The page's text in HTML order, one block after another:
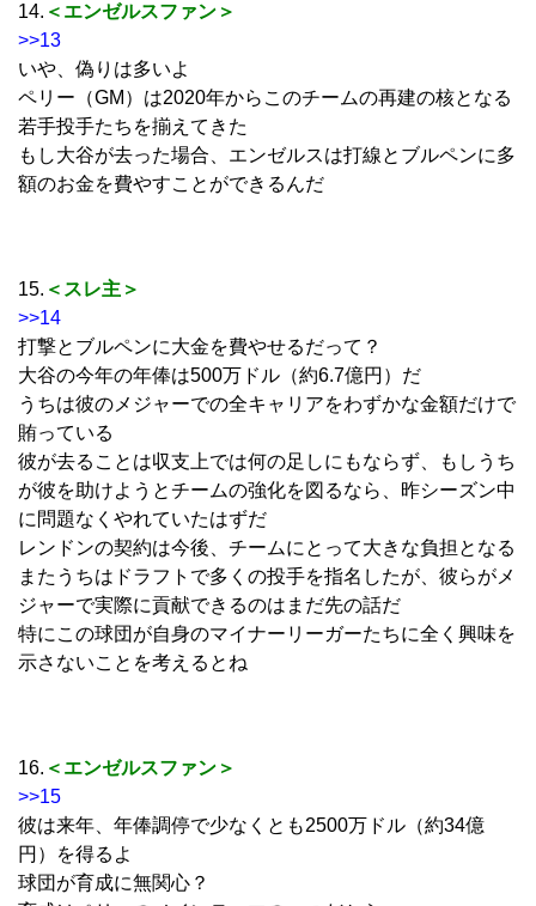
14. ＜エンゼルスファン＞
>>13
いや、偽りは多いよ
ペリー（GM）は2020年からこのチームの再建の核となる
若手投手たちを揃えてきた
もし大谷が去った場合、エンゼルスは打線とブルペンに多
額のお金を費やすことができるんだ
15. ＜スレ主＞
>>14
打撃とブルペンに大金を費やせるだって？
大谷の今年の年俸は500万ドル（約6.7億円）だ
うちは彼のメジャーでの全キャリアをわずかな金額だけで
賄っている
彼が去ることは収支上では何の足しにもならず、もしうち
が彼を助けようとチームの強化を図るなら、昨シーズン中
に問題なくやれていたはずだ
レンドンの契約は今後、チームにとって大きな負担となる
またうちはドラフトで多くの投手を指名したが、彼らがメ
ジャーで実際に貢献できるのはまだ先の話だ
特にこの球団が自身のマイナーリーガーたちに全く興味を
示さないことを考えるとね
16. ＜エンゼルスファン＞
>>15
彼は来年、年俸調停で少なくとも2500万ドル（約34億
円）を得るよ
球団が育成に無関心？